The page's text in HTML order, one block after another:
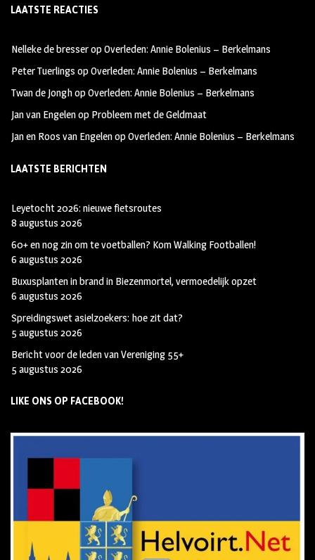
b
oo
k
ag
m
tt
LAATSTE REACTIES
Nelleke de bresseropOverleden: Annie Bolenius – Berkelmans
Peter Tuerlings opOverleden: Annie Bolenius – Berkelmans
Twan de JonghopOverleden: Annie Bolenius – Berkelmans
Jan van Engelenop Probleem met de Geldmaat
Jan en Roos van EngelenopOverleden: Annie Bolenius – Berkelmans
LAATSTE BERICHTEN
Leyetocht 2026: nieuwe fietsroutes
8 augustus 2026
60+ en nog zin om te voetballen? Kom Walking Footballen!
6 augustus 2026
Buxusplanten in brand in Biezenmortel, vermoedelijk opzet
6 augustus 2026
Spreidingswet asielzoekers: hoe zit dat?
5 augustus 2026
Bericht voor de leden van Vereniging 55+
5 augustus 2026
LIKE ONS OP FACEBOOK!